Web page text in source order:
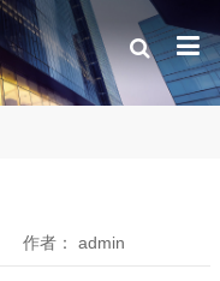
作者： admin